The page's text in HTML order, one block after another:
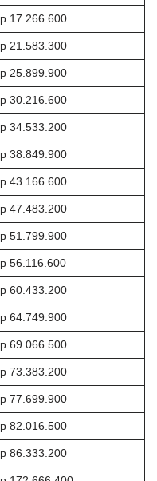
17.266.600
21.583.300
25.899.900
30.216.600
34.533.200
38.849.900
43.166.600
47.483.200
51.799.900
56.116.600
60.433.200
64.749.900
69.066.500
73.383.200
77.699.900
82.016.500
86.333.200